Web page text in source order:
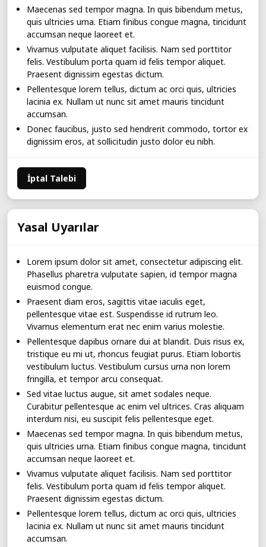
Maecenas sed tempor magna. In quis bibendum metus,
quis ultricies urna. Etiam finibus congue magna, tincidunt
accumsan neque laoreet et.
Vivamus vulputate aliquet facilisis. Nam sed porttitor
felis. Vestibulum porta quam id felis tempor aliquet.
Praesent dignissim egestas dictum.
Pellentesque lorem tellus, dictum ac orci quis, ultricies
lacinia ex. Nullam ut nunc sit amet mauris tincidunt
accumsan.
Donec faucibus, justo sed hendrerit commodo, tortor ex
dignissim eros, at sollicitudin justo dolor eu nibh.
İptal Talebi
Yasal Uyarılar
Lorem ipsum dolor sit amet, consectetur adipiscing elit.
Phasellus pharetra vulputate sapien, id tempor magna
euismod congue.
Praesent diam eros, sagittis vitae iaculis eget,
pellentesque vitae est. Suspendisse id rutrum leo.
Vivamus elementum erat nec enim varius molestie.
Pellentesque dapibus ornare dui at blandit. Duis risus ex,
tristique eu mi ut, rhoncus feugiat purus. Etiam lobortis
vestibulum luctus. Vestibulum cursus urna non lorem
fringilla, et tempor arcu consequat.
Sed vitae luctus augue, sit amet sodales neque.
Curabitur pellentesque ac enim vel ultrices. Cras aliquam
interdum nisi, eu suscipit felis pellentesque eget.
Maecenas sed tempor magna. In quis bibendum metus,
quis ultricies urna. Etiam finibus congue magna, tincidunt
accumsan neque laoreet et.
Vivamus vulputate aliquet facilisis. Nam sed porttitor
felis. Vestibulum porta quam id felis tempor aliquet.
Praesent dignissim egestas dictum.
Pellentesque lorem tellus, dictum ac orci quis, ultricies
lacinia ex. Nullam ut nunc sit amet mauris tincidunt
accumsan.